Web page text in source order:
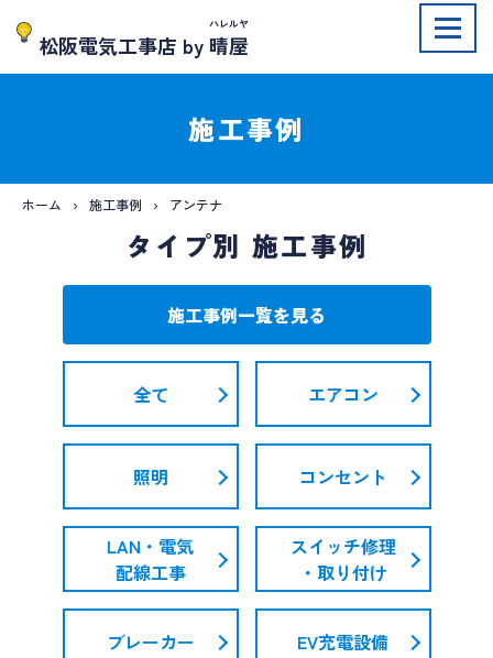
松阪電気工事店 by 晴屋
ハレルヤ
施工事例
ホーム 施工事例 アンテナ
タイプ別 施工事例
施工事例一覧を見る
全て エアコン
照明 コンセント
LAN・電気
配線工事
スイッチ修理
・取り付け
ブレーカー EV充電設備